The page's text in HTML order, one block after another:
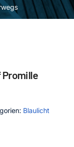
Promille
Blaulicht